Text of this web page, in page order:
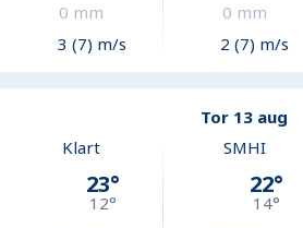
0 mm
3 (7) m/s
0 mm
2 (7) m/s
Tor 13 aug
Klart
23°
12°
SMHI
22°
14°